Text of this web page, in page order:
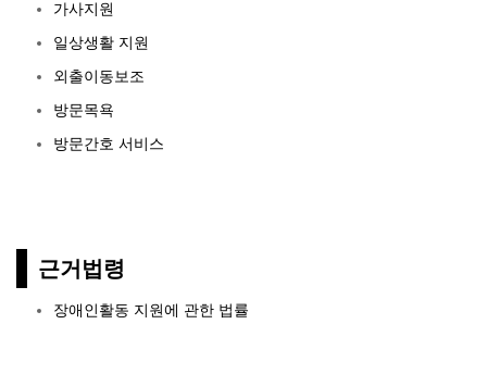
가사지원
일상생활 지원
외출이동보조
방문목욕
방문간호 서비스
근거법령
장애인활동 지원에 관한 법률